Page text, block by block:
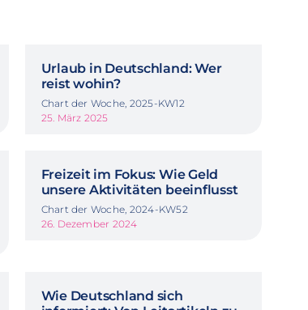
Urlaub in Deutschland: Wer
reist wohin?
Chart der Woche, 2025-KW12
25. März 2025
Freizeit im Fokus: Wie Geld
unsere Aktivitäten beeinflusst
Chart der Woche, 2024-KW52
26. Dezember 2024
Wie Deutschland sich